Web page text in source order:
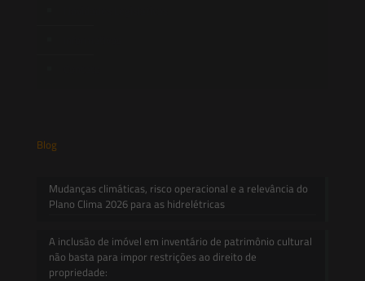
Blog
Mudanças climáticas, risco operacional e a relevância do
Plano Clima 2026 para as hidrelétricas
A inclusão de imóvel em inventário de patrimônio cultural
não basta para impor restrições ao direito de
propriedade: